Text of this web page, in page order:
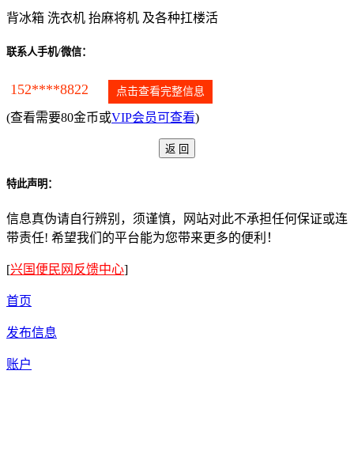
背冰箱 洗衣机 抬麻将机 及各种扛楼活
联系人手机/微信：
152****8822 点击查看完整信息
(查看需要80金币或VIP会员可查看)
特此声明：
信息真伪请自行辨别，须谨慎，网站对此不承担任何保证或连
带责任! 希望我们的平台能为您带来更多的便利！
[兴国便民网反馈中心]
首页
发布信息
账户